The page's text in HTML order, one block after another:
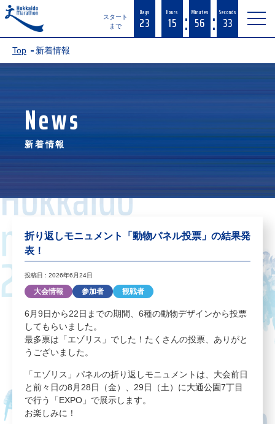
スタート
まで
Days
23
Hours
15 : Minutes
56 : Seconds
33
Top 新着情報
News
新着情報
折り返しモニュメント「動物パネル投票」の結果発
表！
投稿日 : 2026年6月24日
大会情報 参加者 観戦者
6月9日から22日までの期間、6種の動物デザインから投票
してもらいました。
最多票は「エゾリス」でした！たくさんの投票、ありがと
うございました。
「エゾリス」パネルの折り返しモニュメントは、大会前日
と前々日の8月28日（金）、29日（土）に大通公園7丁目
で行う「EXPO」で展示します。
お楽しみに！